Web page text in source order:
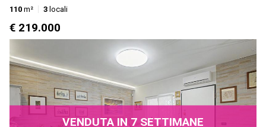
110 m² 3 locali
€ 219.000
VENDUTA IN 7 SETTIMANE